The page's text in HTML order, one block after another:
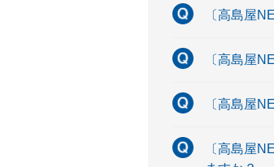
〔高島屋
〔高島屋
〔高島屋
〔高島屋